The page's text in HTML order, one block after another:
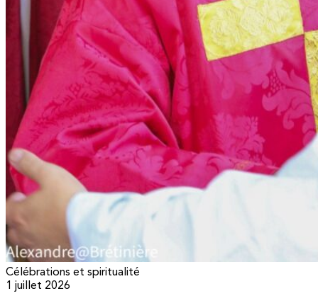
Célébrations et spiritualité
1 juillet 2026